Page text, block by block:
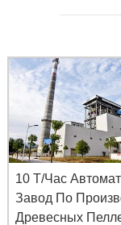
10 Т/Час
Завод По
Древесных